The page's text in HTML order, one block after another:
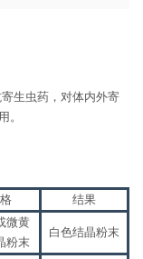
生虫药，对体内外寄
。
结果
微黄
粉末
白色结晶粉末